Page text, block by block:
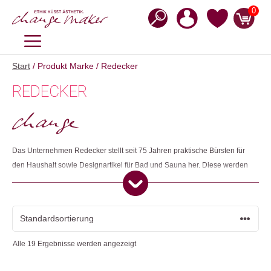
Inhalt
0
MENÜ
Start / Produkt Marke / Redecker
REDECKER
Das Unternehmen Redecker stellt seit 75 Jahren praktische Bürsten für
den Haushalt sowie Designartikel für Bad und Sauna her. Diese werden
in sorgfältiger Handarbeit in Deutschland hergestellt. In der
Ideenwerkstatt werden neue, nützliche Produkte zu folgenden Fragen
entwickelt: Wie kommt der Staub aus dem Heizkörper? Wie entstaubt
man Vorhänge? etc. Redecker Staubbürsten, -feger, -besen und -wedel
Alle 19 Ergebnisse werden angezeigt